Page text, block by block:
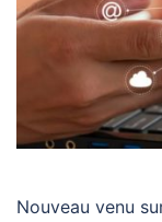
Nouveau venu